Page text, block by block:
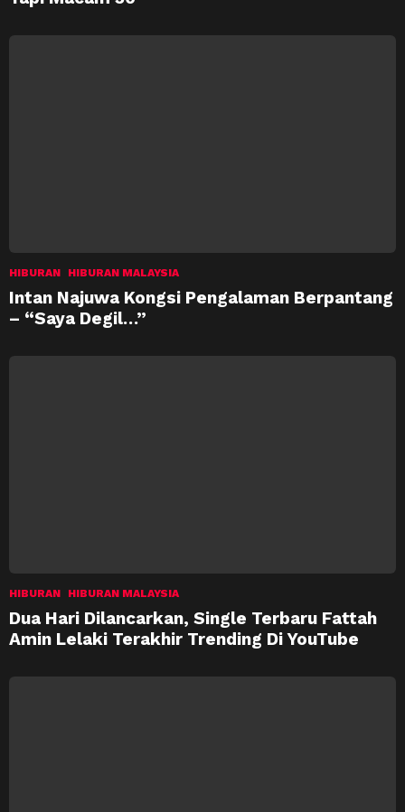
HIBURAN HIBURAN MALAYSIA
Intan Najuwa Kongsi Pengalaman Berpantang
– “Saya Degil…”
HIBURAN HIBURAN MALAYSIA
Dua Hari Dilancarkan, Single Terbaru Fattah
Amin Lelaki Terakhir Trending Di YouTube